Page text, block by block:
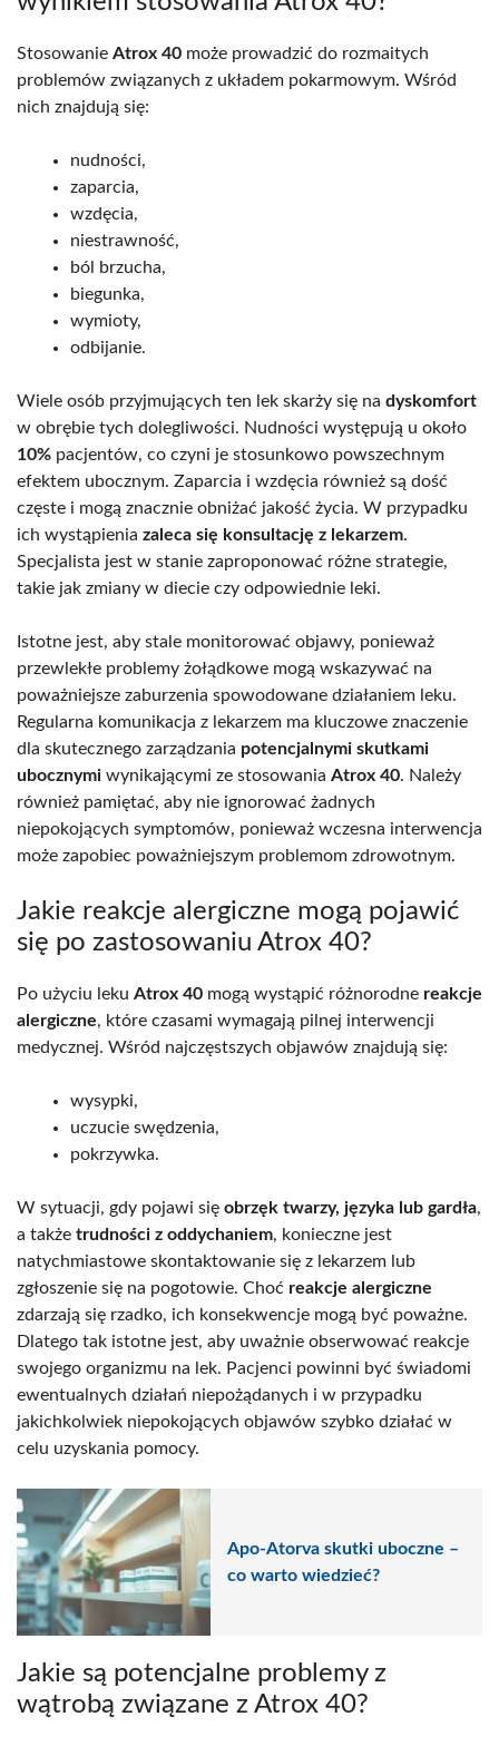
Stosowanie Atrox 40 może prowadzić do rozmaitych
problemów związanych z układem pokarmowym. Wśród
nich znajdują się:
nudności,
zaparcia,
wzdęcia,
niestrawność,
ból brzucha,
biegunka,
wymioty,
odbijanie.
Wiele osób przyjmujących ten lek skarży się na dyskomfort
w obrębie tych dolegliwości. Nudności występują u około
10% pacjentów, co czyni je stosunkowo powszechnym
efektem ubocznym. Zaparcia i wzdęcia również są dość
częste i mogą znacznie obniżać jakość życia. W przypadku
ich wystąpienia zaleca się konsultację z lekarzem.
Specjalista jest w stanie zaproponować różne strategie,
takie jak zmiany w diecie czy odpowiednie leki.
Istotne jest, aby stale monitorować objawy, ponieważ
przewlekłe problemy żołądkowe mogą wskazywać na
poważniejsze zaburzenia spowodowane działaniem leku.
Regularna komunikacja z lekarzem ma kluczowe znaczenie
dla skutecznego zarządzania potencjalnymi skutkami
ubocznymi wynikającymi ze stosowania Atrox 40. Należy
również pamiętać, aby nie ignorować żadnych
niepokojących symptomów, ponieważ wczesna interwencja
może zapobiec poważniejszym problemom zdrowotnym.
Jakie reakcje alergiczne mogą pojawić
się po zastosowaniu Atrox 40?
Po użyciu leku Atrox 40 mogą wystąpić różnorodne reakcje
alergiczne, które czasami wymagają pilnej interwencji
medycznej. Wśród najczęstszych objawów znajdują się:
wysypki,
uczucie swędzenia,
pokrzywka.
W sytuacji, gdy pojawi się obrzęk twarzy, języka lub gardła,
a także trudności z oddychaniem, konieczne jest
natychmiastowe skontaktowanie się z lekarzem lub
zgłoszenie się na pogotowie. Choć reakcje alergiczne
zdarzają się rzadko, ich konsekwencje mogą być poważne.
Dlatego tak istotne jest, aby uważnie obserwować reakcje
swojego organizmu na lek. Pacjenci powinni być świadomi
ewentualnych działań niepożądanych i w przypadku
jakichkolwiek niepokojących objawów szybko działać w
celu uzyskania pomocy.
Apo-Atorva skutki uboczne –
co warto wiedzieć?
Jakie są potencjalne problemy z
wątrobą związane z Atrox 40?